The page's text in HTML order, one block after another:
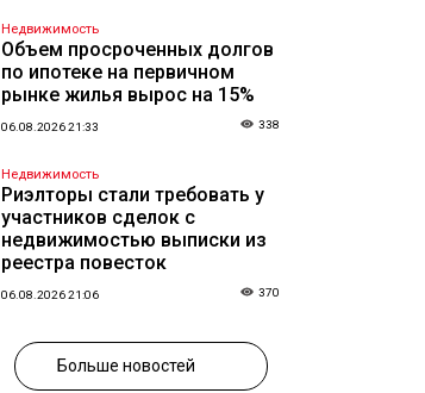
Недвижимость
Объем просроченных долгов
по ипотеке на первичном
рынке жилья вырос на 15%
06.08.2026 21:33 338
Недвижимость
Риэлторы стали требовать у
участников сделок с
недвижимостью выписки из
реестра повесток
06.08.2026 21:06 370
Больше новостей